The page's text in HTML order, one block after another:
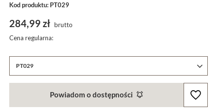
Kod produktu: PT029
PT029
284,99 zł brutto
Cena regularna:
Powiadom o dostępności